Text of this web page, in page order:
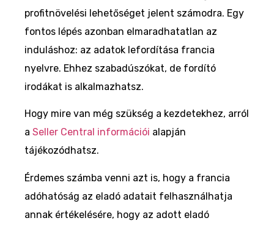
profitnövelési lehetőséget jelent számodra. Egy
fontos lépés azonban elmaradhatatlan az
induláshoz: az adatok lefordítása francia
nyelvre. Ehhez szabadúszókat, de fordító
irodákat is alkalmazhatsz.
Hogy mire van még szükség a kezdetekhez, arról
a Seller Central információi alapján
tájékozódhatsz.
Érdemes számba venni azt is, hogy a francia
adóhatóság az eladó adatait felhasználhatja
annak értékelésére, hogy az adott eladó